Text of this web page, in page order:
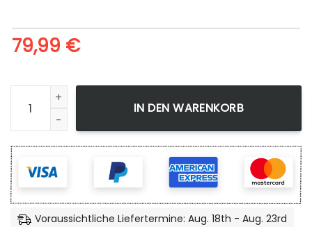
79,99 €
Leinwandbild Bleach 5 Wandbilder Kunstdrucke Menge
IN DEN WARENKORB
Voraussichtliche Liefertermine: Aug. 18th - Aug. 23rd